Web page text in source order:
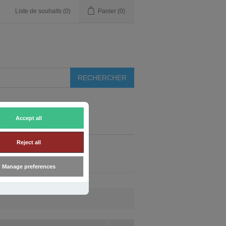
Accept all
Reject all
Manage preferences
Liste de souhaits (0) Panier (0)